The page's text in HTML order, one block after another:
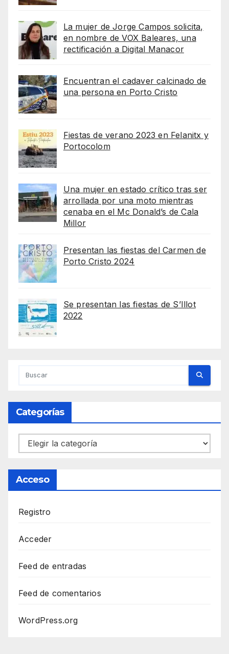
La mujer de Jorge Campos solicita,
en nombre de VOX Baleares, una
rectificación a Digital Manacor
Encuentran el cadaver calcinado de
una persona en Porto Cristo
Fiestas de verano 2023 en Felanitx y
Portocolom
Una mujer en estado crítico tras ser
arrollada por una moto mientras
cenaba en el Mc Donald’s de Cala
Millor
Presentan las fiestas del Carmen de
Porto Cristo 2024
Se presentan las fiestas de S’Illot
2022
Categorías
Categorías
Acceso
Registro
Acceder
Feed de entradas
Feed de comentarios
WordPress.org